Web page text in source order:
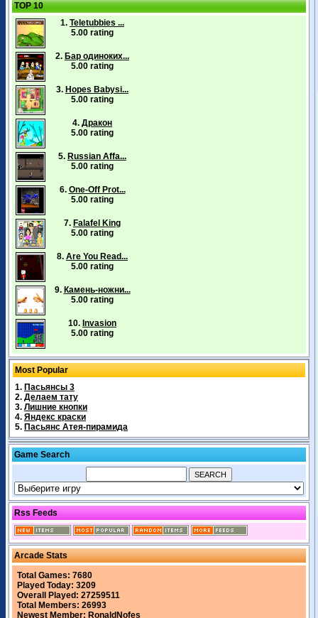
TOP 10
1. Teletubbies ...
5.00 rating
2. Бар одиноких...
5.00 rating
3. Hopes Babysi...
5.00 rating
4. Дракон
5.00 rating
5. Russian Affa...
5.00 rating
6. One-Off Prot...
5.00 rating
7. Falafel King
5.00 rating
8. Are You Read...
5.00 rating
9. Камень-ножни...
5.00 rating
10. Invasion
5.00 rating
Most Popular
1. Пасьянсы 3
2. Делаем тату
3. Лишние кнопки
4. Яндекс краски
5. Пасьянс Атея-пирамида
Game Search
Rss Feeds
Arcade Stats
Total Games: 7680
Played Today: 3209
Overall Played: 27259511
Total Members: 26993
Newest Member: RonaldNofes